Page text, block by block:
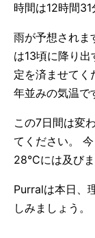
時間は12時間31
雨が予想され
は13頃に降り
定を済ませて
年並みの気温で
この7日間は変
てください。
28°Cには及びま
Purralは本日、
しみましょう。